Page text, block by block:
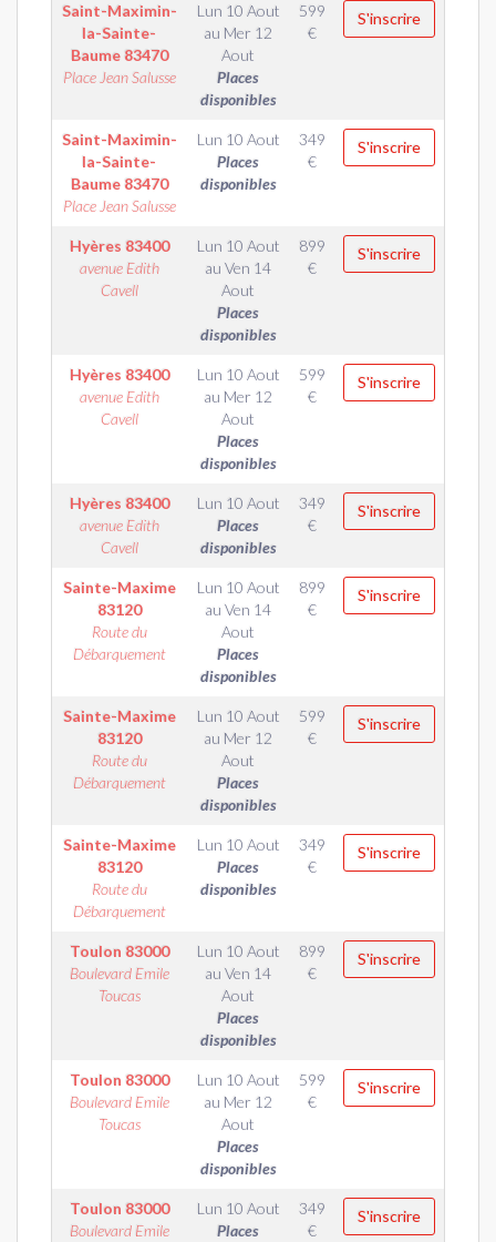
Saint-Maximin-
la-Sainte-
Baume 83470
Place Jean Salusse
Lun 10 Aout
au Mer 12
Aout
Places
disponibles
599
€
S'inscrire
Saint-Maximin-
la-Sainte-
Baume 83470
Place Jean Salusse
Lun 10 Aout
Places
disponibles
349
€
S'inscrire
Hyères 83400
avenue Edith
Cavell
Lun 10 Aout
au Ven 14
Aout
Places
disponibles
899
€
S'inscrire
Hyères 83400
avenue Edith
Cavell
Lun 10 Aout
au Mer 12
Aout
Places
disponibles
599
€
S'inscrire
Hyères 83400
avenue Edith
Cavell
Lun 10 Aout
Places
disponibles
349
€
S'inscrire
Sainte-Maxime
83120
Route du
Débarquement
Lun 10 Aout
au Ven 14
Aout
Places
disponibles
899
€
S'inscrire
Sainte-Maxime
83120
Route du
Débarquement
Lun 10 Aout
au Mer 12
Aout
Places
disponibles
599
€
S'inscrire
Sainte-Maxime
83120
Route du
Débarquement
Lun 10 Aout
Places
disponibles
349
€
S'inscrire
Toulon 83000
Boulevard Emile
Toucas
Lun 10 Aout
au Ven 14
Aout
Places
disponibles
899
€
S'inscrire
Toulon 83000
Boulevard Emile
Toucas
Lun 10 Aout
au Mer 12
Aout
Places
disponibles
599
€
S'inscrire
Toulon 83000
Boulevard Emile
Lun 10 Aout
Places
349
€
S'inscrire